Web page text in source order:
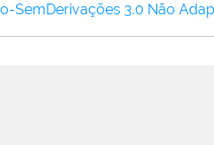
SemDerivações 3.0 Não